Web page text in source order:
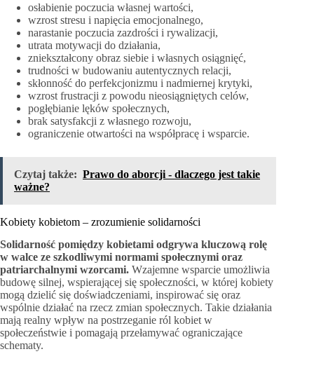
osłabienie poczucia własnej wartości,
wzrost stresu i napięcia emocjonalnego,
narastanie poczucia zazdrości i rywalizacji,
utrata motywacji do działania,
zniekształcony obraz siebie i własnych osiągnięć,
trudności w budowaniu autentycznych relacji,
skłonność do perfekcjonizmu i nadmiernej krytyki,
wzrost frustracji z powodu nieosiągniętych celów,
pogłębianie lęków społecznych,
brak satysfakcji z własnego rozwoju,
ograniczenie otwartości na współpracę i wsparcie.
Czytaj także: Prawo do aborcji - dlaczego jest takie
ważne?
Kobiety kobietom – zrozumienie solidarności
Solidarność pomiędzy kobietami odgrywa kluczową rolę
w walce ze szkodliwymi normami społecznymi oraz
patriarchalnymi wzorcami. Wzajemne wsparcie umożliwia
budowę silnej, wspierającej się społeczności, w której kobiety
mogą dzielić się doświadczeniami, inspirować się oraz
wspólnie działać na rzecz zmian społecznych. Takie działania
mają realny wpływ na postrzeganie ról kobiet w
społeczeństwie i pomagają przełamywać ograniczające
schematy.